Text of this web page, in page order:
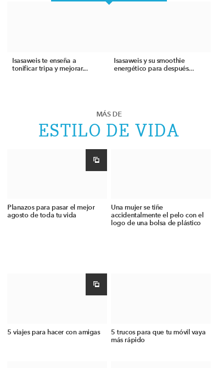
Isasaweis te enseña a
tonificar tripa y mejorar...
Isasaweis y su smoothie
energético para después...
MÁS DE
ESTILO DE VIDA
Planazos para pasar el mejor
agosto de toda tu vida
Una mujer se tiñe
accidentalmente el pelo con el
logo de una bolsa de plástico
5 viajes para hacer con amigas
5 trucos para que tu móvil vaya
más rápido